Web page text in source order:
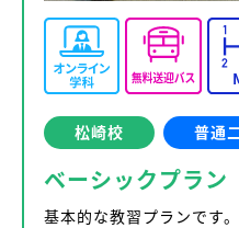
松崎校 普通
ベーシックプラン
基本的な教習プランです